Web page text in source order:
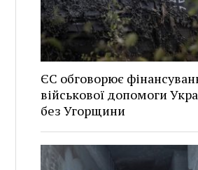
ЄС обговорює
військової допомоги
без Угорщини